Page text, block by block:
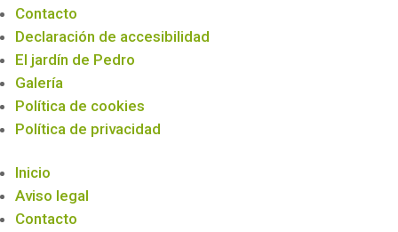
Contacto
Declaración de accesibilidad
El jardín de Pedro
Galería
Política de cookies
Política de privacidad
Inicio
Aviso legal
Contacto